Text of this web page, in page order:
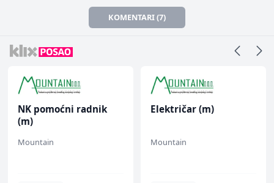
KOMENTARI (7)
NK pomoćni radnik
(m)
Mountain
Električar (m)
Mountain